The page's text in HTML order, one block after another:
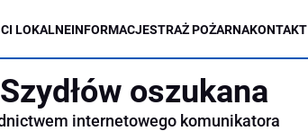
LOKALNEINFORMACJESTRAŻ POŻARNAKONTAKT
oszukana
internetowego komunikatora